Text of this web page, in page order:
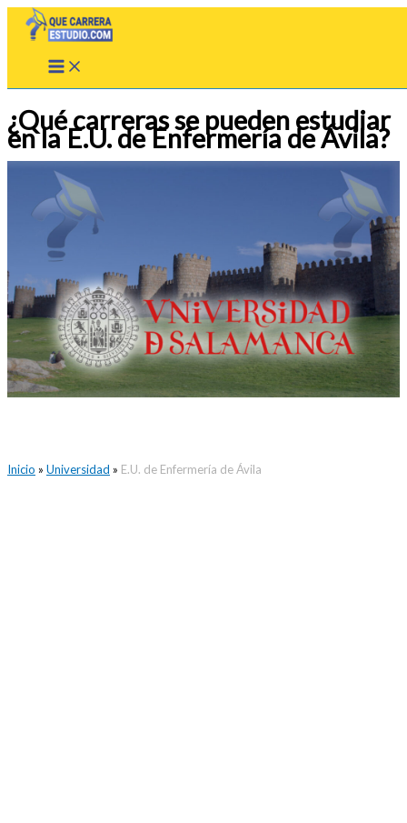
¿Qué carreras se pueden estudiar
en la E.U. de Enfermería de Ávila?
Inicio » Universidad » E.U. de Enfermería de Ávila